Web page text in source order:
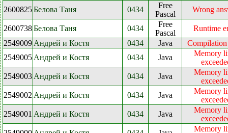
2600825Белова Таня 0434
Free
Pascal
Wrong
2600738Белова Таня 0434
Free
Pascal
Runtime
2549009 Андрей и Костя 0434 Java
2549005 Андрей и Костя 0434 Java
Memory
2549003 Андрей и Костя 0434 Java
Memory
2549002 Андрей и Костя 0434 Java
Memory
2549001 Андрей и Костя 0434 Java
Memory
Memory